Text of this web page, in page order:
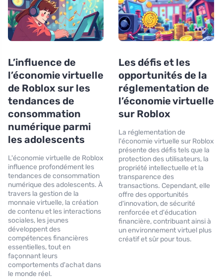
L’influence de
l’économie virtuelle
de Roblox sur les
tendances de
consommation
numérique parmi
les adolescents
L'économie virtuelle de Roblox
influence profondément les
tendances de consommation
numérique des adolescents. À
travers la gestion de la
monnaie virtuelle, la création
de contenu et les interactions
sociales, les jeunes
développent des
compétences financières
essentielles, tout en
façonnant leurs
comportements d'achat dans
le monde réel.
Les défis et les
opportunités de la
réglementation de
l’économie virtuelle
sur Roblox
La réglementation de
l'économie virtuelle sur Roblox
présente des défis tels que la
protection des utilisateurs, la
propriété intellectuelle et la
transparence des
transactions. Cependant, elle
offre des opportunités
d'innovation, de sécurité
renforcée et d'éducation
financière, contribuant ainsi à
un environnement virtuel plus
créatif et sûr pour tous.